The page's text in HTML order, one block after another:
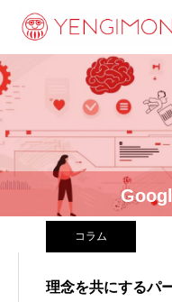
コラム
理念を共にするパ